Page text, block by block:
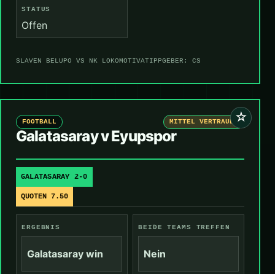
STATUS
Offen
SLAVEN BELUPO VS NK LOKOMOTIVATIPPGEBER: CS
☆
FOOTBALL MITTEL VERTRAUEN
Galatasaray v Eyupspor
GALATASARAY 2-0
QUOTEN 7.50
ERGEBNIS
Galatasaray win
BEIDE TEAMS TREFFEN
Nein